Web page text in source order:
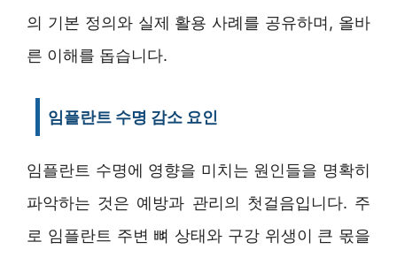
의 기본 정의와 실제 활용 사례를 공유하며, 올바
른 이해를 돕습니다.
임플란트 수명 감소 요인
임플란트 수명에 영향을 미치는 원인들을 명확히
파악하는 것은 예방과 관리의 첫걸음입니다. 주
로 임플란트 주변 뼈 상태와 구강 위생이 큰 몫을